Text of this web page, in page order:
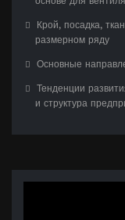
Крой, посадка,
размерном ряду
Основные
Тенденции
и структура